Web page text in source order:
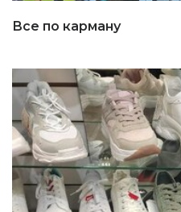
Все по карману